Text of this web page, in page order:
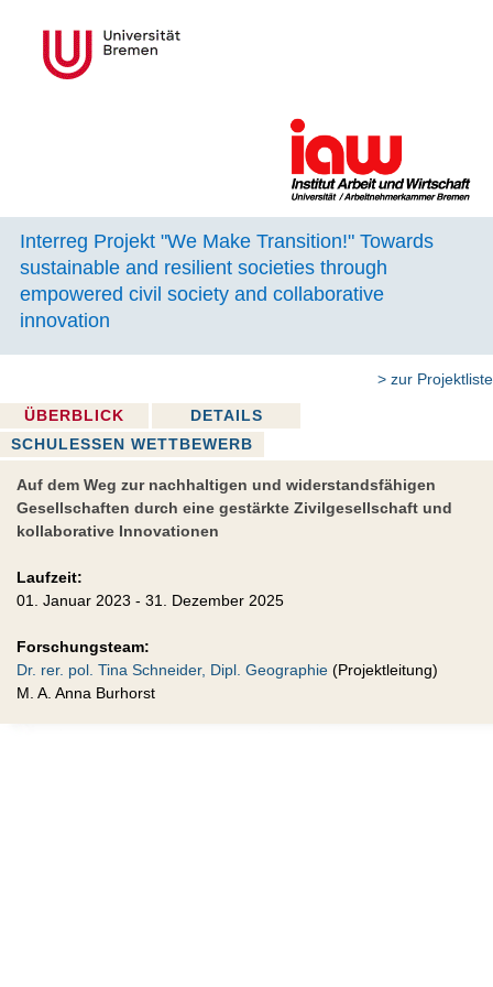
Interreg Projekt "We Make Transition!" Towards
sustainable and resilient societies through
empowered civil society and collaborative
innovation
> zur Projektliste
ÜBERBLICK
DETAILS
SCHULESSEN WETTBEWERB
Auf dem Weg zur nachhaltigen und widerstandsfähigen
Gesellschaften durch eine gestärkte Zivilgesellschaft und
kollaborative Innovationen
Laufzeit:
01. Januar 2023 - 31. Dezember 2025
Forschungsteam:
Dr. rer. pol. Tina Schneider, Dipl. Geographie (Projektleitung)
M. A. Anna Burhorst